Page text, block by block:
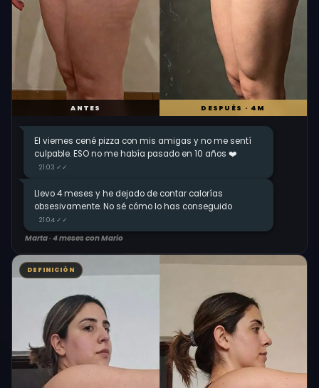
ANTES DESPUÉS · 4M
El viernes cené pizza con mis amigas y no me sentí
culpable. ESO no me había pasado en 10 años ❤️
21:03 ✓✓
Llevo 4 meses y he dejado de contar calorías
obsesivamente. No sé cómo lo has conseguido
21:04 ✓✓
Marta · 4 meses con Mario
DEFINICIÓN